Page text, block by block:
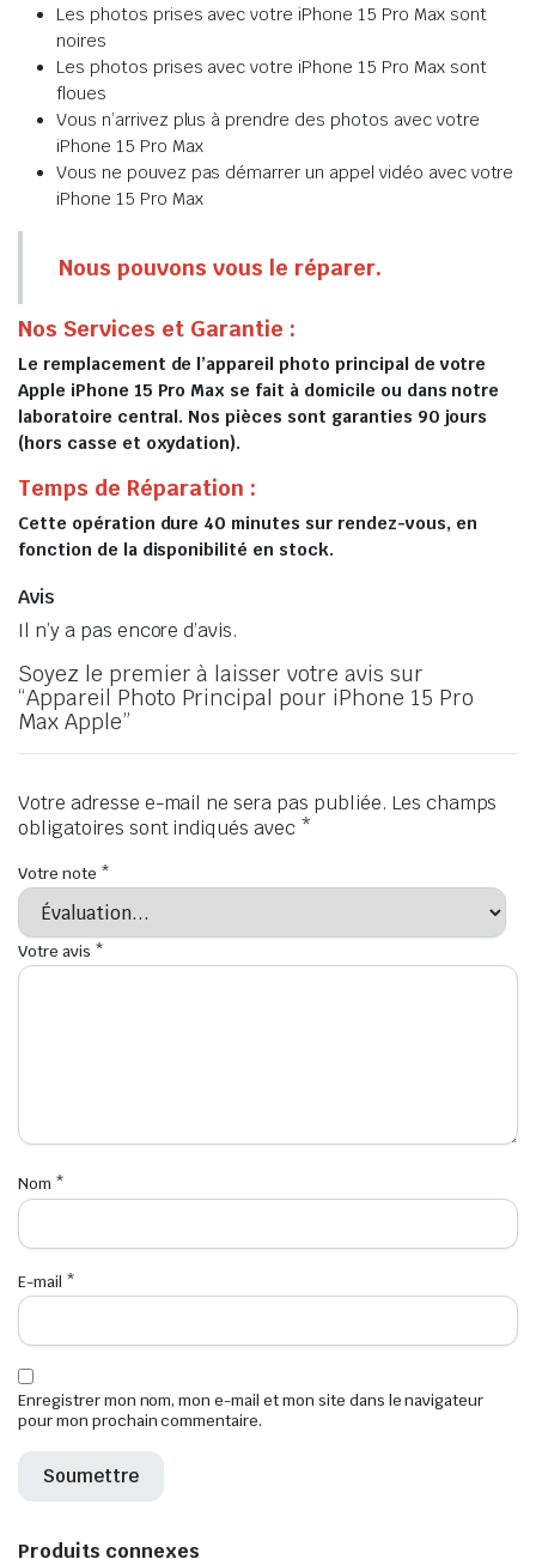
Les photos prises avec votre iPhone 15 Pro Max sont
noires
Les photos prises avec votre iPhone 15 Pro Max sont
floues
Vous n’arrivez plus à prendre des photos avec votre
iPhone 15 Pro Max
Vous ne pouvez pas démarrer un appel vidéo avec votre
iPhone 15 Pro Max
Nous pouvons vous le réparer.
Nos Services et Garantie :
Le remplacement de l’appareil photo principal de votre
Apple iPhone 15 Pro Max se fait à domicile ou dans notre
laboratoire central. Nos pièces sont garanties 90 jours
(hors casse et oxydation).
Temps de Réparation :
Cette opération dure 40 minutes sur rendez-vous, en
fonction de la disponibilité en stock.
Avis
Il n’y a pas encore d’avis.
Soyez le premier à laisser votre avis sur
“Appareil Photo Principal pour iPhone 15 Pro
Max Apple”
Votre adresse e-mail ne sera pas publiée. Les champs
obligatoires sont indiqués avec *
Votre note *
Votre avis *
Nom *
E-mail *
Enregistrer mon nom, mon e-mail et mon site dans le navigateur
pour mon prochain commentaire.
Produits connexes